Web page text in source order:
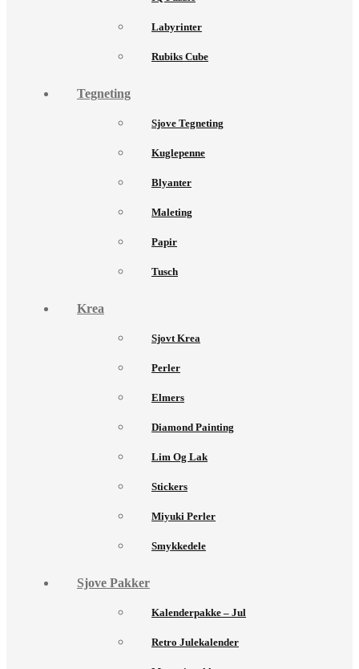
Labyrinter
Rubiks Cube
Tegneting
Sjove Tegneting
Kuglepenne
Blyanter
Maleting
Papir
Tusch
Krea
Sjovt Krea
Perler
Elmers
Diamond Painting
Lim Og Lak
Stickers
Miyuki Perler
Smykkedele
Sjove Pakker
Kalenderpakke – Jul
Retro Julekalender